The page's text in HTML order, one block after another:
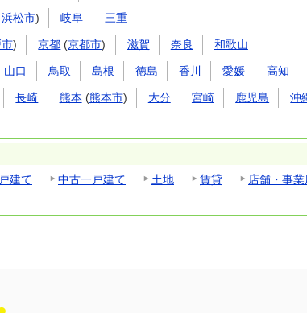
浜松市) 岐阜 三重
) 京都 (京都市) 滋賀 奈良 和歌山
山口 鳥取 島根 徳島 香川 愛媛 高知
長崎 熊本 (熊本市) 大分 宮崎 鹿児島 沖
建て 中古一戸建て 土地 賃貸
店舗・事業